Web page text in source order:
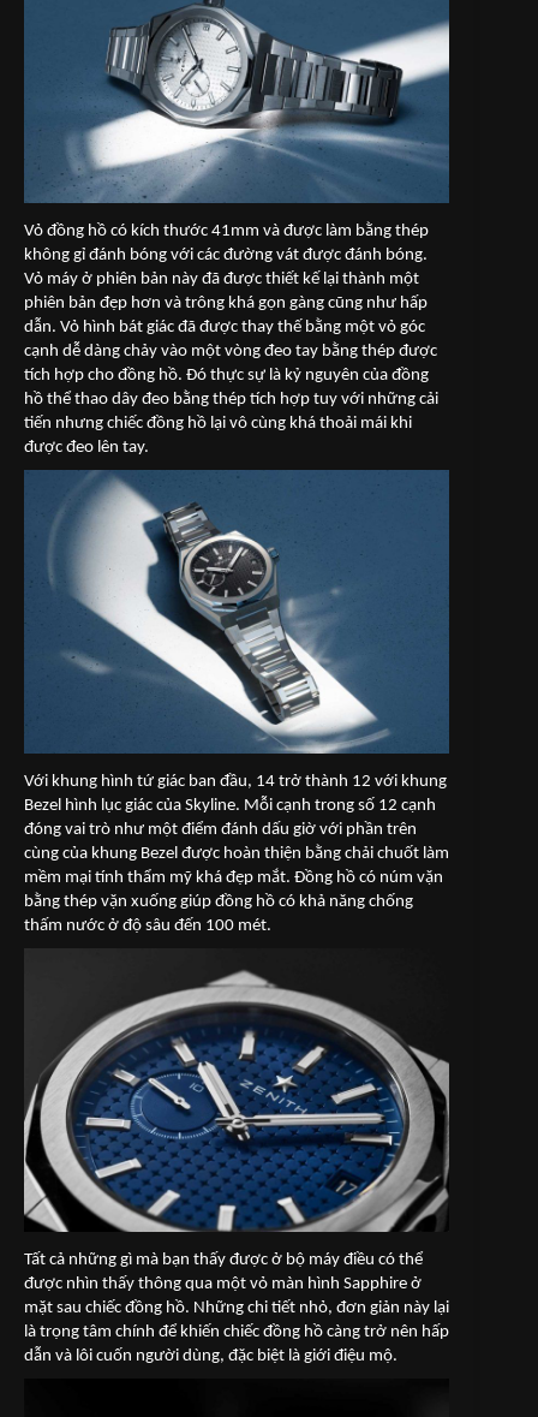
Vỏ đồng hồ có kích thước 41mm và được làm bằng thép
không gỉ đánh bóng với các đường vát được đánh bóng.
Vỏ máy ở phiên bản này đã được thiết kế lại thành một
phiên bản đẹp hơn và trông khá gọn gàng cũng như hấp
dẫn. Vỏ hình bát giác đã được thay thế bằng một vỏ góc
cạnh dễ dàng chảy vào một vòng đeo tay bằng thép được
tích hợp cho đồng hồ. Đó thực sự là kỷ nguyên của đồng
hồ thể thao dây đeo bằng thép tích hợp tuy với những cải
tiến nhưng chiếc đồng hồ lại vô cùng khá thoải mái khi
được đeo lên tay.
Với khung hình tứ giác ban đầu, 14 trở thành 12 với khung
Bezel hình lục giác của Skyline. Mỗi cạnh trong số 12 cạnh
đóng vai trò như một điểm đánh dấu giờ với phần trên
cùng của khung Bezel được hoàn thiện bằng chải chuốt làm
mềm mại tính thẩm mỹ khá đẹp mắt. Đồng hồ có núm vặn
bằng thép vặn xuống giúp đồng hồ có khả năng chống
thấm nước ở độ sâu đến 100 mét.
Tất cả những gì mà bạn thấy được ở bộ máy điều có thể
được nhìn thấy thông qua một vỏ màn hình Sapphire ở
mặt sau chiếc đồng hồ. Những chi tiết nhỏ, đơn giản này lại
là trọng tâm chính để khiến chiếc đồng hồ càng trở nên hấp
dẫn và lôi cuốn người dùng, đặc biệt là giới điệu mộ.